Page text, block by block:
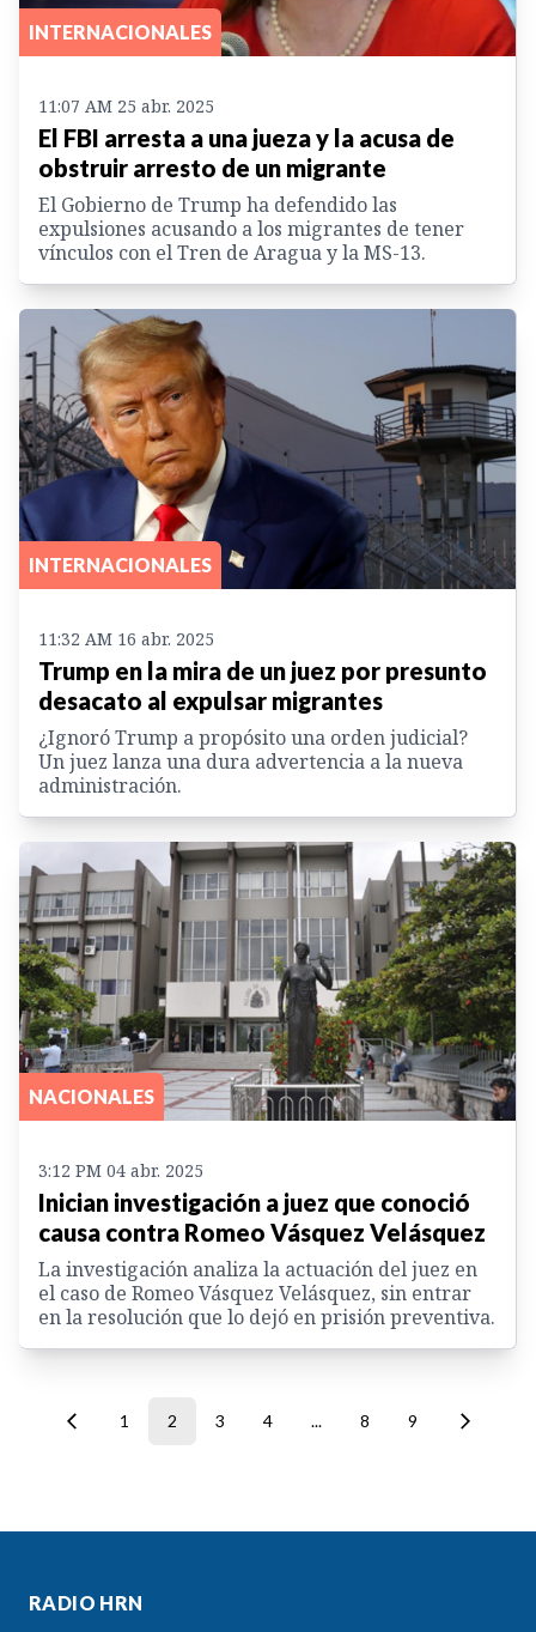
INTERNACIONALES
11:07 AM 25 abr. 2025
El FBI arresta a una jueza y la acusa de
obstruir arresto de un migrante
El Gobierno de Trump ha defendido las
expulsiones acusando a los migrantes de tener
vínculos con el Tren de Aragua y la MS-13.
INTERNACIONALES
11:32 AM 16 abr. 2025
Trump en la mira de un juez por presunto
desacato al expulsar migrantes
¿Ignoró Trump a propósito una orden judicial?
Un juez lanza una dura advertencia a la nueva
administración.
NACIONALES
3:12 PM 04 abr. 2025
Inician investigación a juez que conoció
causa contra Romeo Vásquez Velásquez
La investigación analiza la actuación del juez en
el caso de Romeo Vásquez Velásquez, sin entrar
en la resolución que lo dejó en prisión preventiva.
1 2 3 4 ... 8 9
RADIO HRN